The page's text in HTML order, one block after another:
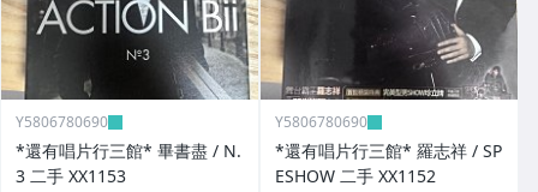
Y5806780690
*還有唱片行三館* 畢書盡 / N.
3 二手 XX1153
Y5806780690
*還有唱片行三館* 羅志祥 / SP
ESHOW 二手 XX1152